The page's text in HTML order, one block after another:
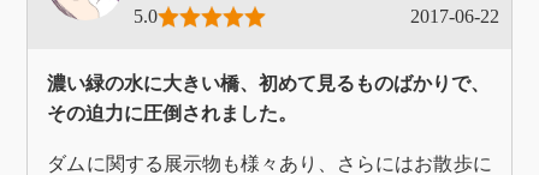
5.0
2017-06-22
濃い緑の水に大きい橋、初めて見るものばかりで、
その迫力に圧倒されました。
ダムに関する展示物も様々あり、さらにはお散歩に